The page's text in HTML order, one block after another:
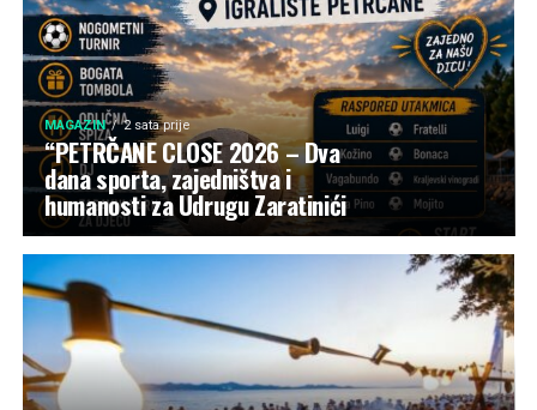
MAGAZIN 2 sata prije
“PETRČANE CLOSE 2026 – Dva
dana sporta, zajedništva i
humanosti za Udrugu Zaratinići